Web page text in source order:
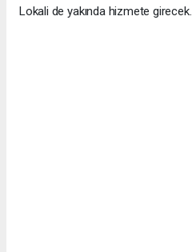
Lokali de yakında hizmete girecek.